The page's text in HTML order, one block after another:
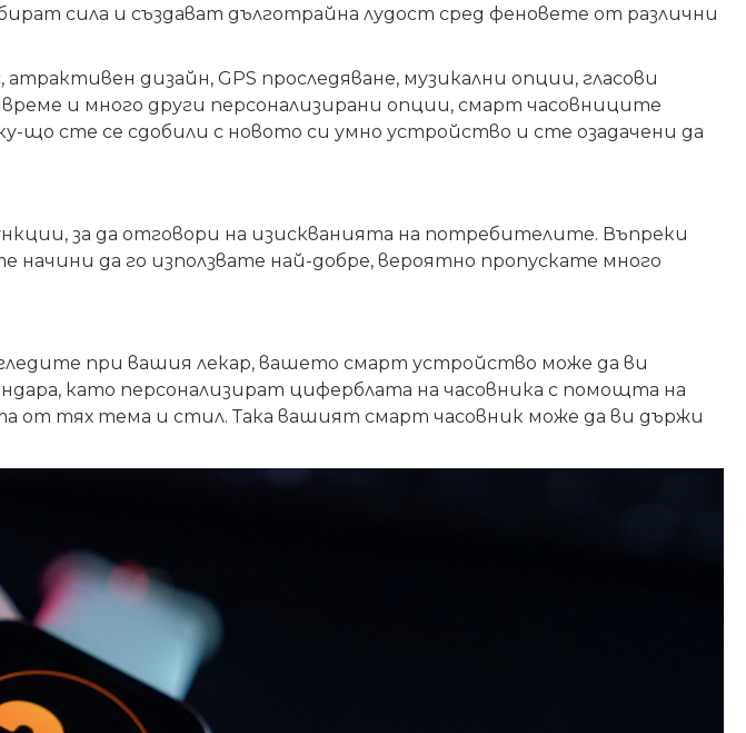
сила и създават дълготрайна лудост сред феновете от различни
дизайн, GPS проследяване, музикални опции, гласови
и много други персонализирани опции, смарт часовниците
що сте се сдобили с новото си умно устройство и сте озадачени да
за да отговори на изискванията на потребителите. Въпреки
да го използвате най-добре, вероятно пропускате много
при вашия лекар, вашето смарт устройство може да ви
като персонализират циферблата на часовника с помощта на
тях тема и стил. Така вашият смарт часовник може да ви държи